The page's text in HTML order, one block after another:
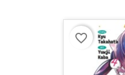
favorite_border